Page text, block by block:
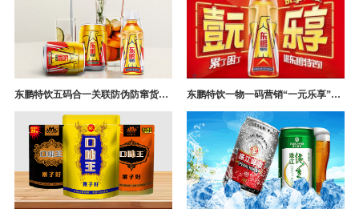
东鹏特饮五码合一关联防伪防窜货追溯系统成功案例 东鹏特饮一物一码营销“一元乐享”案例分析